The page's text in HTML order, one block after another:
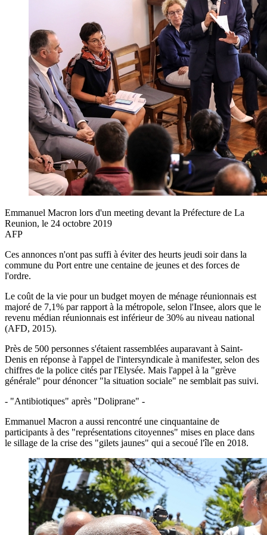
Emmanuel Macron lors d'un meeting devant la Préfecture de La
Reunion, le 24 octobre 2019
AFP
Ces annonces n'ont pas suffi à éviter des heurts jeudi soir dans la
commune du Port entre une centaine de jeunes et des forces de
l'ordre.
Le coût de la vie pour un budget moyen de ménage réunionnais est
majoré de 7,1% par rapport à la métropole, selon l'Insee, alors que le
revenu médian réunionnais est inférieur de 30% au niveau national
(AFD, 2015).
Près de 500 personnes s'étaient rassemblées auparavant à Saint-
Denis en réponse à l'appel de l'intersyndicale à manifester, selon des
chiffres de la police cités par l'Elysée. Mais l'appel à la "grève
générale" pour dénoncer "la situation sociale" ne semblait pas suivi.
- "Antibiotiques" après "Doliprane" -
Emmanuel Macron a aussi rencontré une cinquantaine de
participants à des "représentations citoyennes" mises en place dans
le sillage de la crise des "gilets jaunes" qui a secoué l'île en 2018.